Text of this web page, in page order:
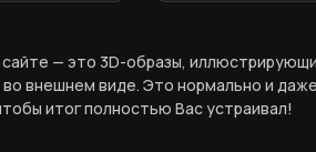
— это 3D-образы,
внешнем виде. Это нормально и
итог полностью Вас устраивал!